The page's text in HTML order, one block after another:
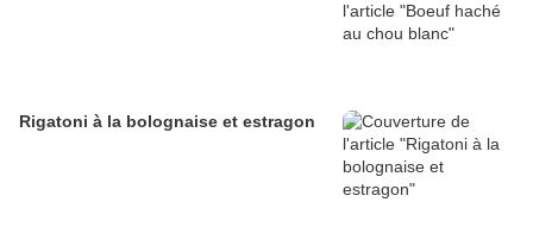
Rigatoni à la bolognaise et estragon